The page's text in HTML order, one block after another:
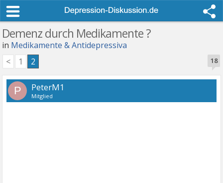
Demenz durch Medikamente ?
in Medikamente & Antidepressiva
18
< 1 2
P PeterM1
Mitglied